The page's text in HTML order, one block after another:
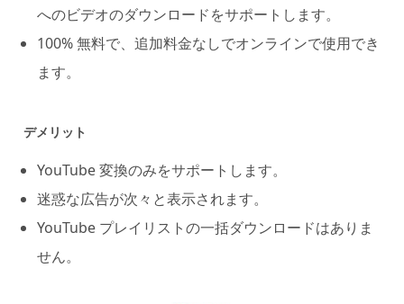
へのビデオのダウンロードをサポートします。
100% 無料で、追加料金なしでオンラインで使用でき
ます。
デメリット
YouTube 変換のみをサポートします。
迷惑な広告が次々と表示されます。
YouTube プレイリストの一括ダウンロードはありま
せん。